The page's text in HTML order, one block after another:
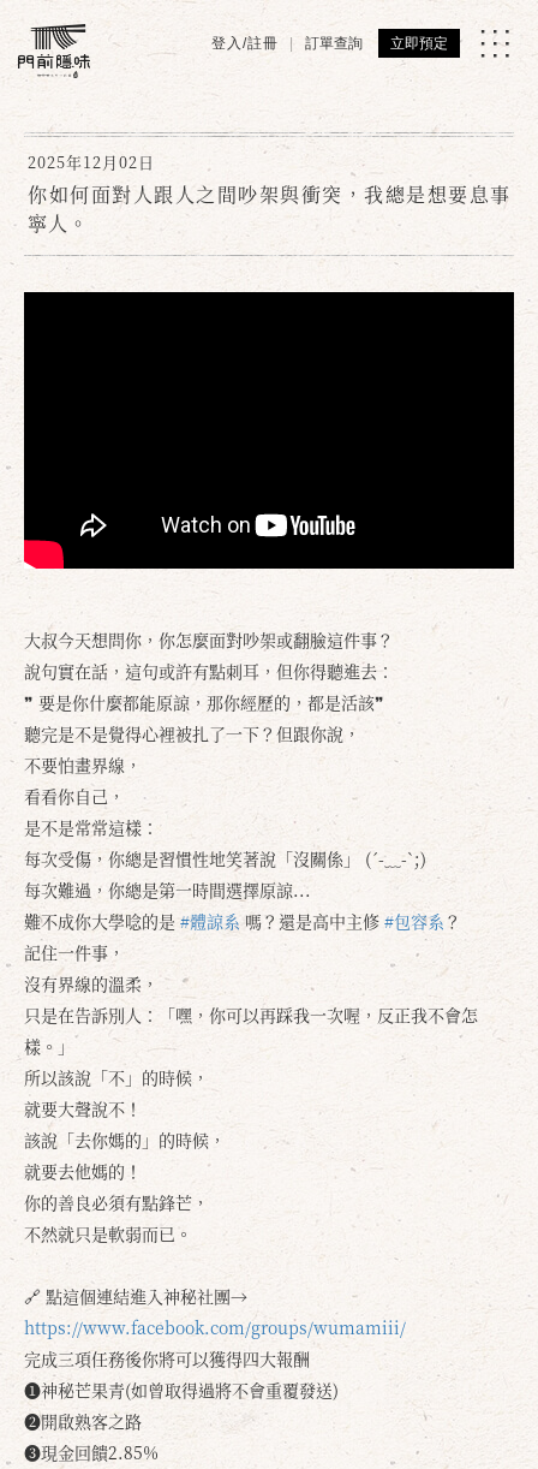
登入/註冊 訂單查詢 立即預定
2025年12月02日
你如何面對人跟人之間吵架與衝突，我總是想要息事
寧人。
大叔今天想問你，你怎麼面對吵架或翻臉這件事？
說句實在話，這句或許有點刺耳，但你得聽進去：
❞ 要是你什麼都能原諒，那你經歷的，都是活該❞
聽完是不是覺得心裡被扎了一下？但跟你說，
不要怕畫界線，
看看你自己，
是不是常常這樣：
每次受傷，你總是習慣性地笑著說「沒關係」 (´-﹏-`;)
每次難過，你總是第一時間選擇原諒...
難不成你大學唸的是 #體諒系 嗎？還是高中主修 #包容系 ？
記住一件事，
沒有界線的溫柔，
只是在告訴別人：「嘿，你可以再踩我一次喔，反正我不會怎
樣。」
所以該說「不」的時候，
就要大聲說不！
該說「去你媽的」的時候，
就要去他媽的！
你的善良必須有點鋒芒，
不然就只是軟弱而已。
🔗 點這個連結進入神秘社團→
https://www.facebook.com/groups/wumamiii/
完成三項任務後你將可以獲得四大報酬
❶神秘芒果青(如曾取得過將不會重覆發送)
❷開啟熟客之路
❸現金回饋2.85%